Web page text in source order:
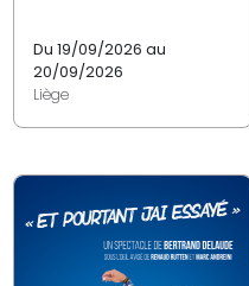
Du 19/09/2026 au
20/09/2026
Liège